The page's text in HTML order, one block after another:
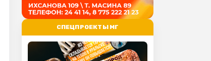
СПЕЦПРОЕКТЫ МГ